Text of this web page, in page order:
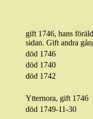
gift 1746, hans
sidan. Gift andra
död 1746
död 1740
död 1742
Ytternora, gift 1746
död 1749-11-30